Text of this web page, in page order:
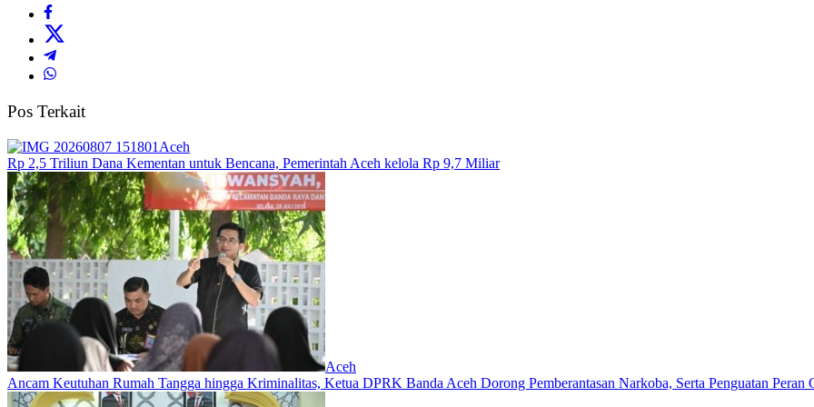
Pos Terkait
Aceh
Rp 2,5 Triliun Dana Kementan untuk Bencana, Pemerintah Aceh kelola Rp 9,7 Miliar‎
Aceh
Ancam Keutuhan Rumah Tangga hingga Kriminalitas, Ketua DPRK Banda Aceh Dorong Pemberantasan Narkoba, Serta Penguatan Peran